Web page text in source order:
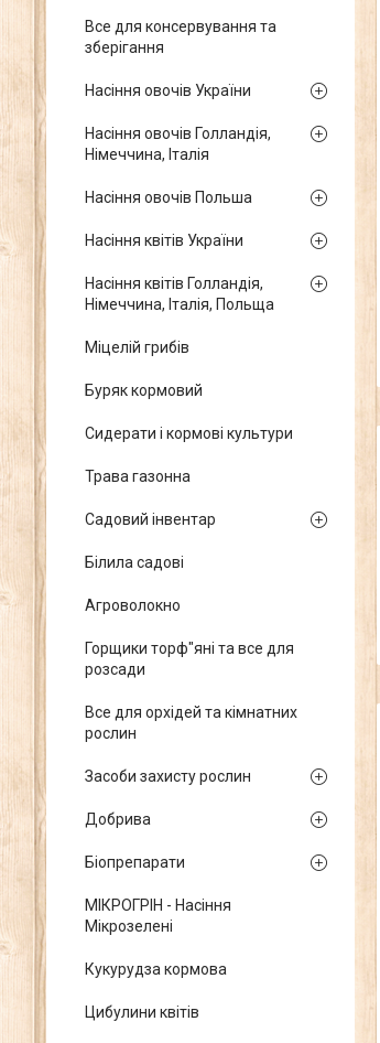
Все для консервування та
зберігання
Насіння овочів України
Насіння овочів Голландія,
Німеччина, Італія
Насіння овочів Польша
Насіння квітів України
Насіння квітів Голландія,
Німеччина, Італія, Польща
Міцелій грибів
Буряк кормовий
Сидерати і кормові культури
Трава газонна
Садовий інвентар
Білила садові
Агроволокно
Горщики торф"яні та все для
розсади
Все для орхідей та кімнатних
рослин
Засоби захисту рослин
Добрива
Біопрепарати
МІКРОГРІН - Насіння
Мікрозелені
Кукурудза кормова
Цибулини квітів